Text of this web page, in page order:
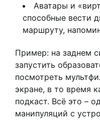
Аватары и
способные вести
маршруту,
Пример: на заднем
запустить
посмотреть
экране, в то время
подкаст. Всё это –
манипуляций с